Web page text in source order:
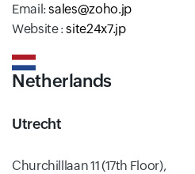
Email:sales@zoho.jp
Website :site24x7.jp
Netherlands
Utrecht
Churchilllaan 11 (17th Floor),